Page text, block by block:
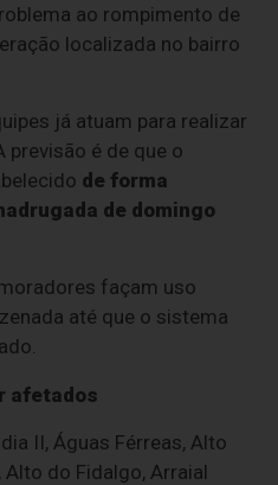
ao rompimento de
localizada no bairro
já atuam para realizar
previsão é de que o
de forma
de domingo
façam uso
até que o sistema
afetados
II, Águas Férreas, Alto
do Fidalgo, Arraial